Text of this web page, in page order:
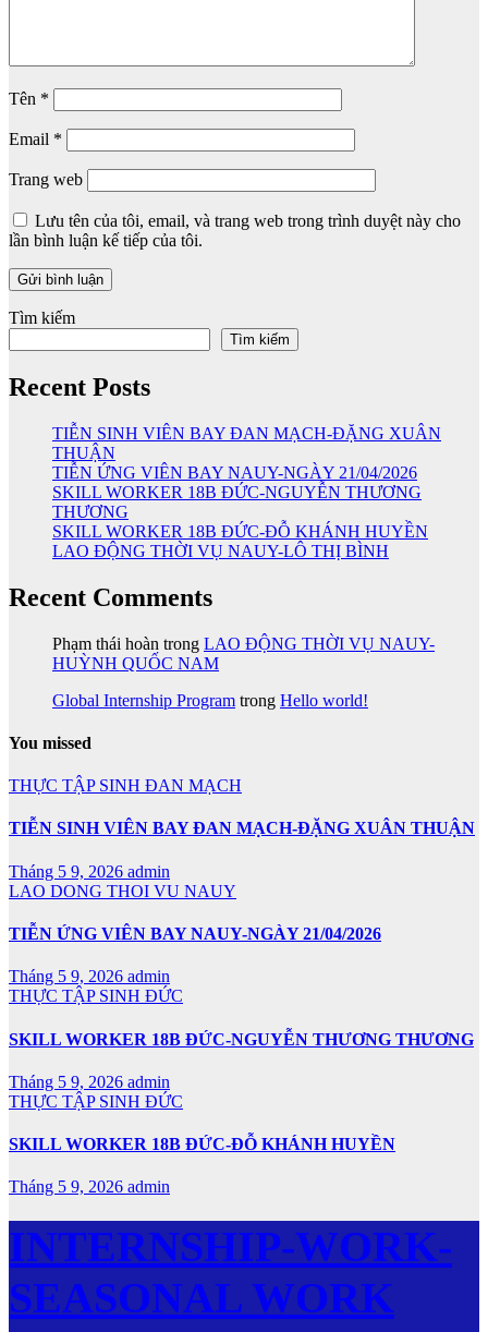
Tên *
Email *
Trang web
Lưu tên của tôi, email, và trang web trong trình duyệt này cho
lần bình luận kế tiếp của tôi.
Tìm kiếm
Tìm kiếm
Recent Posts
TIỄN SINH VIÊN BAY ĐAN MẠCH-ĐẶNG XUÂN
THUẬN
TIỄN ỨNG VIÊN BAY NAUY-NGÀY 21/04/2026
SKILL WORKER 18B ĐỨC-NGUYỄN THƯƠNG
THƯƠNG
SKILL WORKER 18B ĐỨC-ĐỖ KHÁNH HUYỀN
LAO ĐỘNG THỜI VỤ NAUY-LÔ THỊ BÌNH
Recent Comments
Phạm thái hoàn trong LAO ĐỘNG THỜI VỤ NAUY-
HUỲNH QUỐC NAM
Global Internship Program trong Hello world!
You missed
THỰC TẬP SINH ĐAN MẠCH
TIỄN SINH VIÊN BAY ĐAN MẠCH-ĐẶNG XUÂN THUẬN
Tháng 5 9, 2026 admin
LAO DONG THOI VU NAUY
TIỄN ỨNG VIÊN BAY NAUY-NGÀY 21/04/2026
Tháng 5 9, 2026 admin
THỰC TẬP SINH ĐỨC
SKILL WORKER 18B ĐỨC-NGUYỄN THƯƠNG THƯƠNG
Tháng 5 9, 2026 admin
THỰC TẬP SINH ĐỨC
SKILL WORKER 18B ĐỨC-ĐỖ KHÁNH HUYỀN
Tháng 5 9, 2026 admin
INTERNSHIP-WORK-
SEASONAL WORK